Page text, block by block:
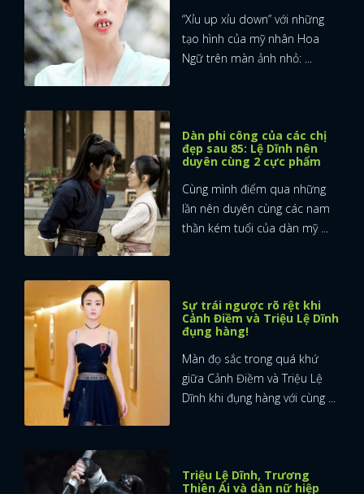
“Xỉu up xỉu down” với những
tạo hình của mỹ nhân Hoa
Ngữ trên màn ảnh nhỏ: ...
Dàn phi công của các chị
đẹp sau 85: Lệ Dĩnh nên
duyên cùng 2 cực phẩm
Cùng mình điểm qua những
lần nên duyên cùng các nam
thần kém tuổi của dàn mỹ ...
Sự trái ngược rõ rệt khi
Cảnh Điềm và Triệu Lệ Dĩnh
đụng hàng!
Màn đọ sắc trong quá khứ
giữa Cảnh Điềm và Triệu Lệ
Dĩnh khi đụng hàng với cùng ...
Triệu Lệ Dĩnh, Trương
Thiên Ái và dàn nữ hiệp